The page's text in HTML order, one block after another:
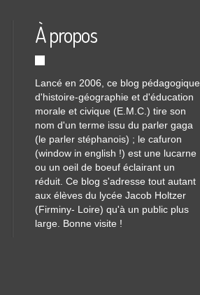
À propos
Lancé en 2006, ce blog pédagogique
d'histoire-géographie et d'éducation
morale et civique (E.M.C.) tire son
nom d'un terme issu du parler gaga
(le parler stéphanois) ; le cafuron
(window in english !) est une lucarne
ou un oeil de boeuf éclairant un
réduit. Ce blog s'adresse tout autant
aux élèves du lycée Jacob Holtzer
(Firminy- Loire) qu'à un public plus
large. Bonne visite !